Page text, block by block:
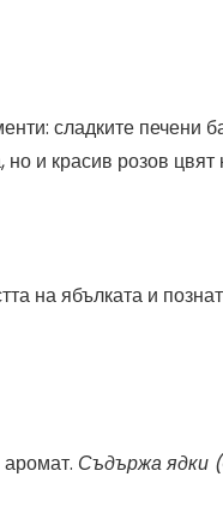
сладките печени
и красив розов цвят
на ябълката и
Съдържа ядки